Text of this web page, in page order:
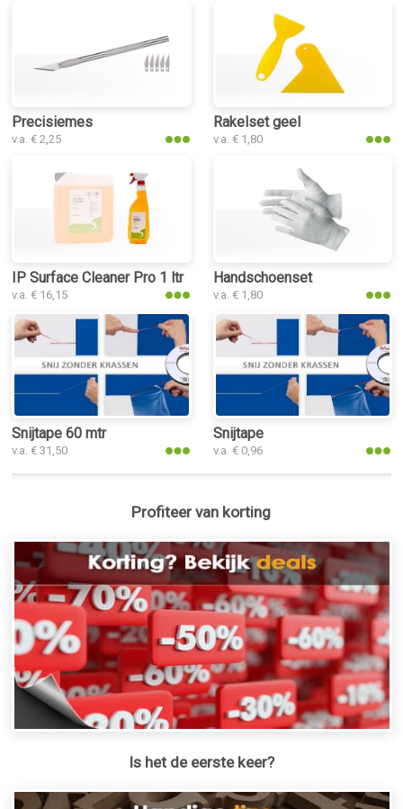
Precisiemes
v.a. € 2,25
Rakelset geel
v.a. € 1,80
IP Surface Cleaner Pro 1 ltr
v.a. € 16,15
Handschoenset
v.a. € 1,80
Snijtape 60 mtr
v.a. € 31,50
Snijtape
v.a. € 0,96
Profiteer van korting
Is het de eerste keer?